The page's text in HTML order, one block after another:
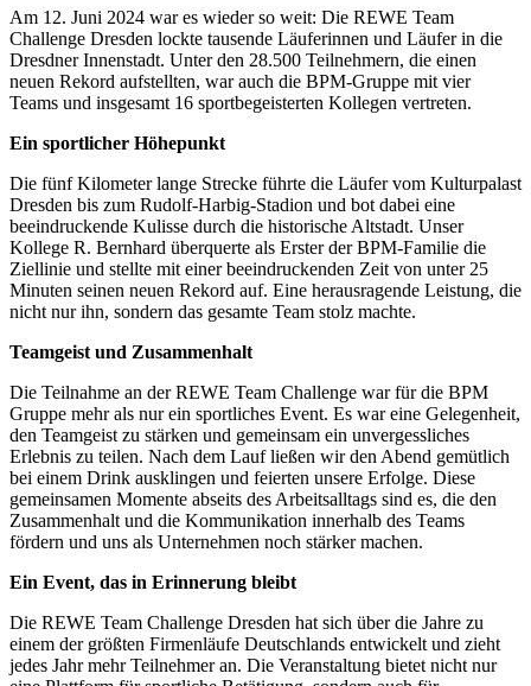
Am 12. Juni 2024 war es wieder so weit: Die REWE Team
Challenge Dresden lockte tausende Läuferinnen und Läufer in die
Dresdner Innenstadt. Unter den 28.500 Teilnehmern, die einen
neuen Rekord aufstellten, war auch die BPM-Gruppe mit vier
Teams und insgesamt 16 sportbegeisterten Kollegen vertreten.
Ein sportlicher Höhepunkt
Die fünf Kilometer lange Strecke führte die Läufer vom Kulturpalast
Dresden bis zum Rudolf-Harbig-Stadion und bot dabei eine
beeindruckende Kulisse durch die historische Altstadt. Unser
Kollege R. Bernhard überquerte als Erster der BPM-Familie die
Ziellinie und stellte mit einer beeindruckenden Zeit von unter 25
Minuten seinen neuen Rekord auf. Eine herausragende Leistung, die
nicht nur ihn, sondern das gesamte Team stolz machte.
Teamgeist und Zusammenhalt
Die Teilnahme an der REWE Team Challenge war für die BPM
Gruppe mehr als nur ein sportliches Event. Es war eine Gelegenheit,
den Teamgeist zu stärken und gemeinsam ein unvergessliches
Erlebnis zu teilen. Nach dem Lauf ließen wir den Abend gemütlich
bei einem Drink ausklingen und feierten unsere Erfolge. Diese
gemeinsamen Momente abseits des Arbeitsalltags sind es, die den
Zusammenhalt und die Kommunikation innerhalb des Teams
fördern und uns als Unternehmen noch stärker machen.
Ein Event, das in Erinnerung bleibt
Die REWE Team Challenge Dresden hat sich über die Jahre zu
einem der größten Firmenläufe Deutschlands entwickelt und zieht
jedes Jahr mehr Teilnehmer an. Die Veranstaltung bietet nicht nur